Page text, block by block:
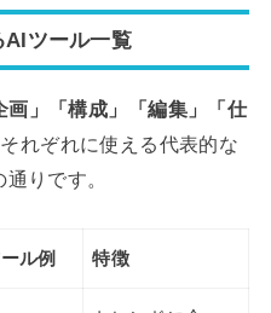
AIツール一覧
」「構成」「編集」「仕
それぞれに使える代表的な
りです。
ル例 特徴